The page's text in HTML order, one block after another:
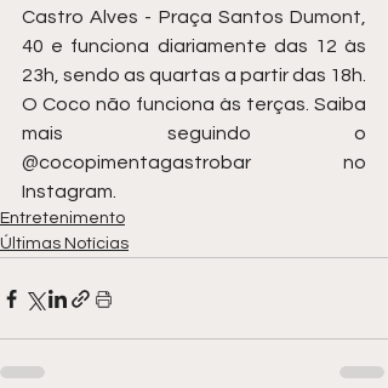
Castro Alves - Praça Santos Dumont,
40 e funciona diariamente das 12 às
23h, sendo as quartas a partir das 18h.
O Coco não funciona às terças. Saiba
mais seguindo o
@cocopimentagastrobar no
Instagram.
Entretenimento
Últimas Notícias